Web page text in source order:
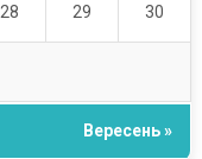
28 29 30
Вересень »